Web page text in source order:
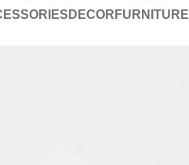
DECOR FURNITURE